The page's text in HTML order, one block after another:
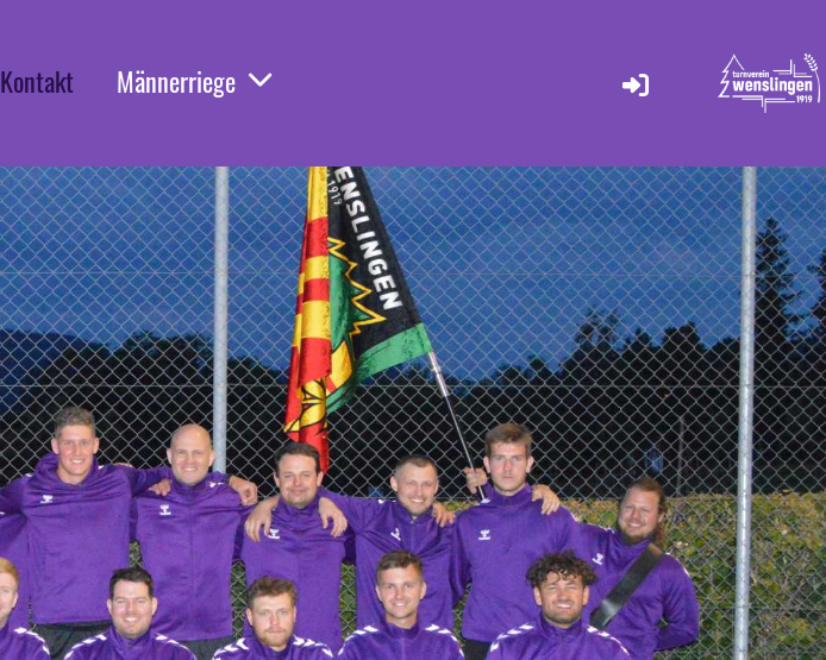
Kontakt Männerriege